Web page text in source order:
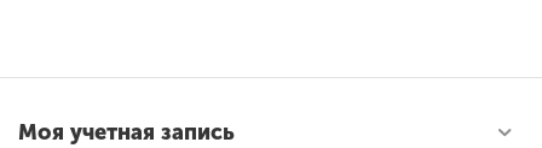
Моя учетная запись